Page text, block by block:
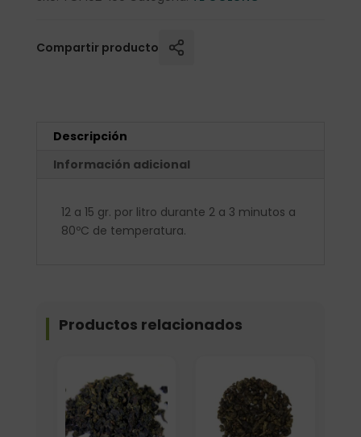
Compartir producto
Descripción
Información adicional
12 a 15 gr. por litro durante 2 a 3 minutos a
80ºC de temperatura.
Productos relacionados
Formato Formato